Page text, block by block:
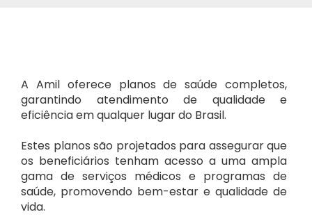
A Amil oferece planos de saúde completos,
garantindo atendimento de qualidade e
eficiência em qualquer lugar do Brasil.
Estes planos são projetados para assegurar que
os beneficiários tenham acesso a uma ampla
gama de serviços médicos e programas de
saúde, promovendo bem-estar e qualidade de
vida.